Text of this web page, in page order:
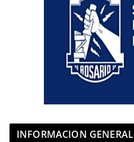
INFORMACION GENERAL